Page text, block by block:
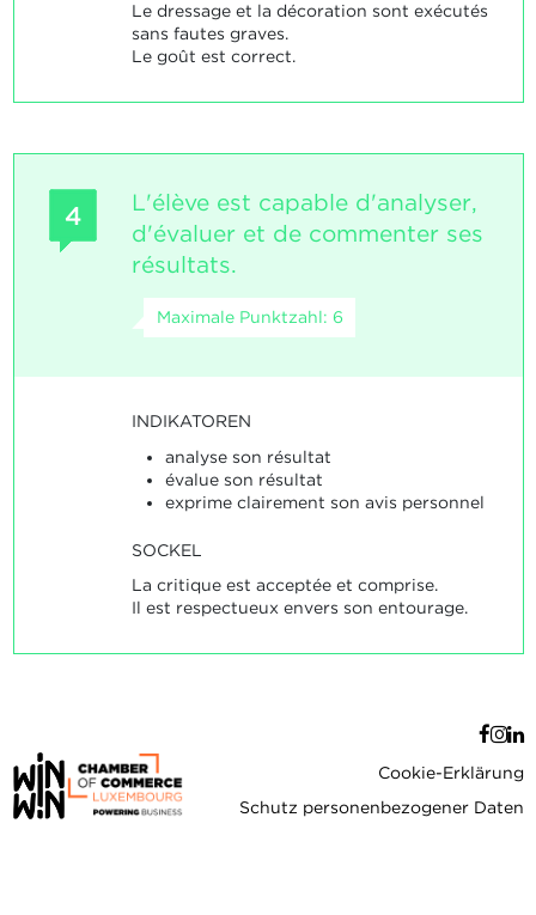
Le dressage et la décoration sont exécutés
sans fautes graves.
Le goût est correct.
4
L'élève est capable d'analyser,
d'évaluer et de commenter ses
résultats.
Maximale Punktzahl: 6
INDIKATOREN
analyse son résultat
évalue son résultat
exprime clairement son avis personnel
SOCKEL
La critique est acceptée et comprise.
Il est respectueux envers son entourage.
Cookie-Erklärung
Schutz personenbezogener Daten